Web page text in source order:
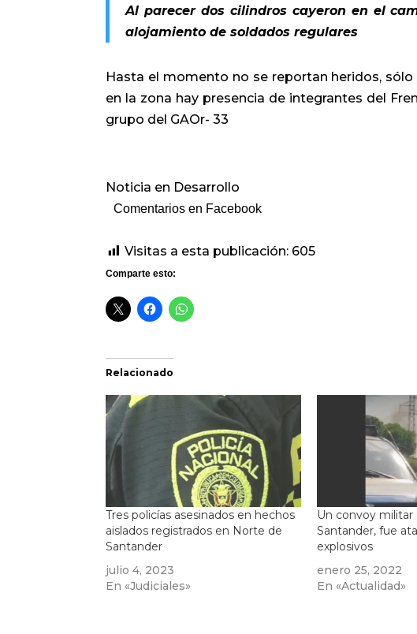
Al parecer dos cilindros cayeron en el
alojamiento de soldados regulares
Hasta el momento no se reportan heridos,
en la zona hay presencia de integrantes del
grupo del GAOr- 33
Noticia en Desarrollo
Comentarios en Facebook
Visitas a esta publicación: 605
Comparte esto:
Relacionado
Tres policías asesinados en hechos
aislados registrados en Norte de
Santander
julio 4, 2023
En «Judiciales»
Un convoy militar
Santander, fue
explosivos
enero 25, 2022
En «Actualidad»